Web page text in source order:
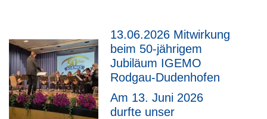
13.06.2026 Mitwirkung
beim 50-jährigem
Jubiläum IGEMO
Rodgau-Dudenhofen
Am 13. Juni 2026
durfte unser